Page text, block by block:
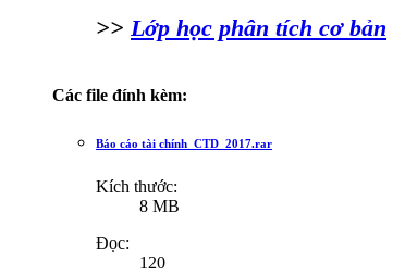
>> Lớp học phân tích cơ bản
Các file đính kèm:
Báo cáo tài chính_CTD_2017.rar
Kích thước:
8 MB
Đọc:
120